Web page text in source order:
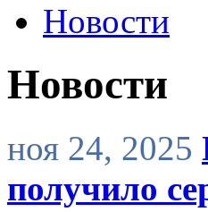
Новости
Новости
ноя 24, 2025
получило